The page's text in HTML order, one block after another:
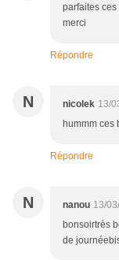
parfaites
merci
Répondre
N nicolek 13/
hummm
Répondre
N nanou 13/
bonsoirtrès
de